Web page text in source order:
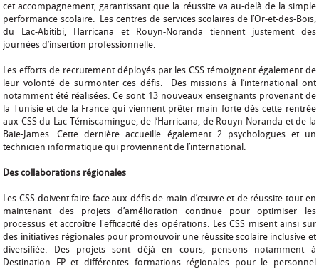
cet accompagnement, garantissant que la réussite va au-delà de la simple
performance scolaire. Les centres de services scolaires de l’Or-et-des-Bois,
du Lac-Abitibi, Harricana et Rouyn-Noranda tiennent justement des
journées d’insertion professionnelle.
Les efforts de recrutement déployés par les CSS témoignent également de
leur volonté de surmonter ces défis. Des missions à l’international ont
notamment été réalisées. Ce sont 13 nouveaux enseignants provenant de
la Tunisie et de la France qui viennent prêter main forte dès cette rentrée
aux CSS du Lac-Témiscamingue, de l’Harricana, de Rouyn-Noranda et de la
Baie-James. Cette dernière accueille également 2 psychologues et un
technicien informatique qui proviennent de l’international.
Des collaborations régionales
Les CSS doivent faire face aux défis de main-d’œuvre et de réussite tout en
maintenant des projets d’amélioration continue pour optimiser les
processus et accroître l'efficacité des opérations. Les CSS misent ainsi sur
des initiatives régionales pour promouvoir une réussite scolaire inclusive et
diversifiée. Des projets sont déjà en cours, pensons notamment à
Destination FP et différentes formations régionales pour le personnel